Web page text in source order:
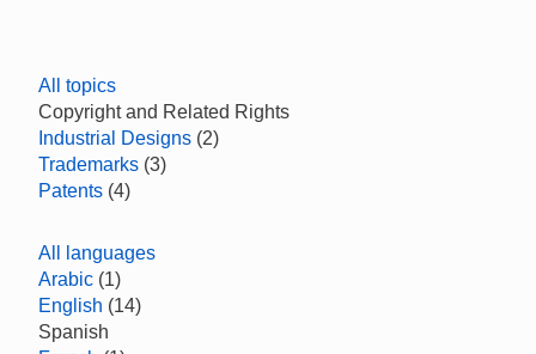
All topics
Copyright and Related Rights
Industrial Designs (2)
Trademarks (3)
Patents (4)
All languages
Arabic (1)
English (14)
Spanish